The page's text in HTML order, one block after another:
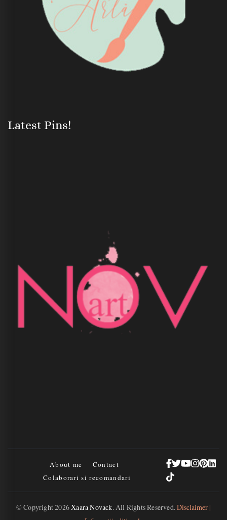
Latest Pins!
About me
Contact
Colaborari si recomandari
© Copyright 2026Xaara Novack. All Rights Reserved.Disclaimer |